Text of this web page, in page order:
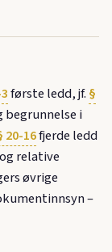
første ledd, jf. §
i
20-16fjerde ledd
relative
øvrige
–